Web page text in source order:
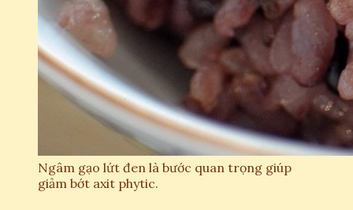
Ngâm gạo lứt đen là bước quan trọng giúp
giảm bớt axit phytic.